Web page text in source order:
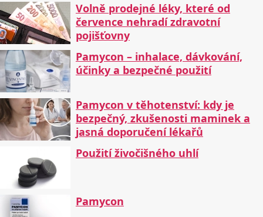
Volně prodejné léky, které od
července nehradí zdravotní
pojišťovny
Pamycon – inhalace, dávkování,
účinky a bezpečné použití
Pamycon v těhotenství: kdy je
bezpečný, zkušenosti maminek a
jasná doporučení lékařů
Použití živočišného uhlí
Pamycon